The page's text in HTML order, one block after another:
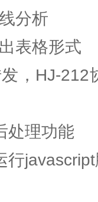
分析
表格形式
HJ-212
理功能
javascript